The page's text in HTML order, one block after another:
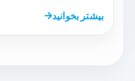
بیشتر بخوانید